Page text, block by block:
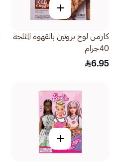
+
كارمن لوح بروتين بالقهوة المثلجة
40جرام
6.95
+